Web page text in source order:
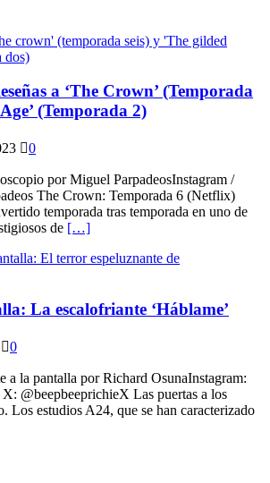
a ‘The Crown’ (Temporada
(Temporada 2)
0
por Miguel ParpadeosInstagram /
The Crown: Temporada 6 (Netflix)
temporada tras temporada en uno de
de […]
La escalofriante ‘Háblame’
0
a la pantalla por Richard OsunaInstagram:
@beepbeeprichieX Las puertas a los
Los estudios A24, que se han caracterizado